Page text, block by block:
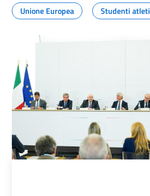
Unione Europea
Studenti atleti